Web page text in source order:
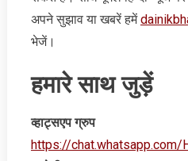
अपने सुझाव या खबरें हमें
भेजें।
हमारे साथ जुड़ें
व्‍हाट्सएप ग्रुप
https://